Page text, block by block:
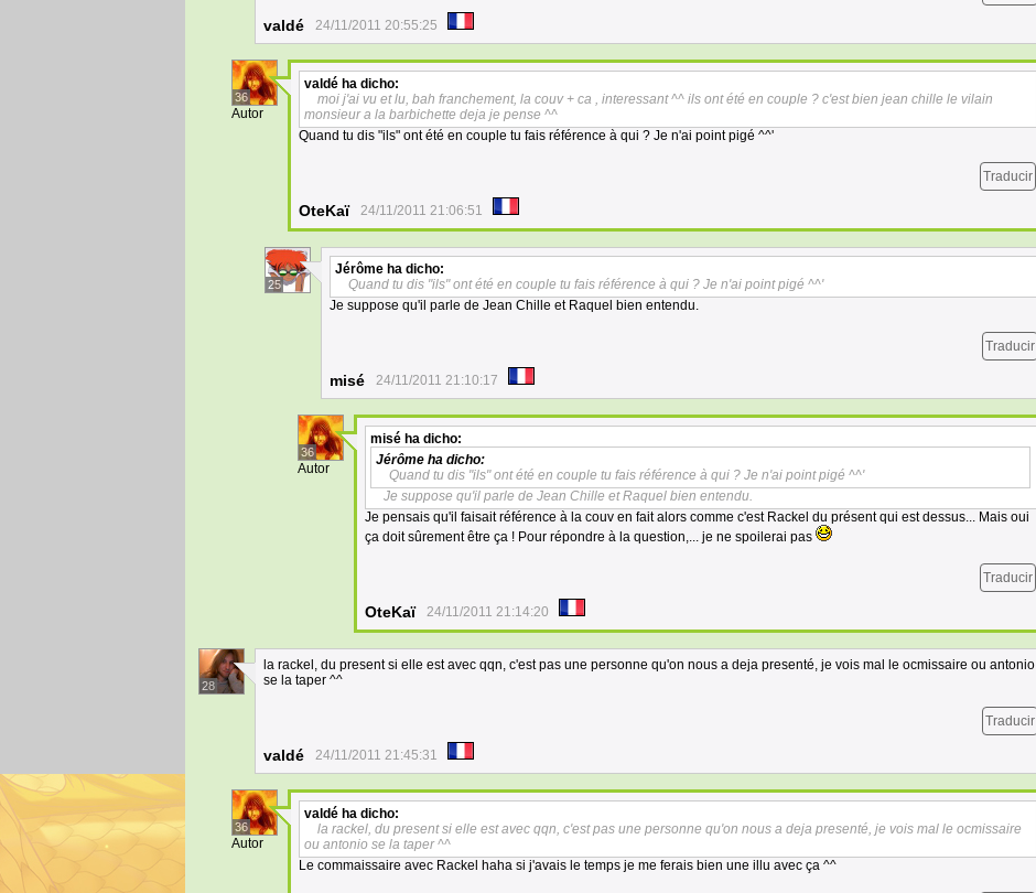
valdé 24/11/2011 20:55:25
36
Autor
valdé ha dicho:
moi j'ai vu et lu, bah franchement, la couv + ca , interessant ^^ ils ont été en couple ? c'est bien jean chille le vilain
monsieur a la barbichette deja je pense ^^
Quand tu dis "ils" ont été en couple tu fais référence à qui ? Je n'ai point pigé ^^'
Traducir
OteKaï 24/11/2011 21:06:51
25
Jérôme ha dicho:
Quand tu dis "ils" ont été en couple tu fais référence à qui ? Je n'ai point pigé ^^'
Je suppose qu'il parle de Jean Chille et Raquel bien entendu.
Traducir
misé 24/11/2011 21:10:17
36
Autor
misé ha dicho:
Jérôme ha dicho:
Quand tu dis "ils" ont été en couple tu fais référence à qui ? Je n'ai point pigé ^^'
Je suppose qu'il parle de Jean Chille et Raquel bien entendu.
Je pensais qu'il faisait référence à la couv en fait alors comme c'est Rackel du présent qui est dessus... Mais oui
ça doit sûrement être ça ! Pour répondre à la question,... je ne spoilerai pas
Traducir
OteKaï 24/11/2011 21:14:20
28
la rackel, du present si elle est avec qqn, c'est pas une personne qu'on nous a deja presenté, je vois mal le ocmissaire ou antonio
se la taper ^^
Traducir
valdé 24/11/2011 21:45:31
36
Autor
valdé ha dicho:
la rackel, du present si elle est avec qqn, c'est pas une personne qu'on nous a deja presenté, je vois mal le ocmissaire
ou antonio se la taper ^^
Le commaissaire avec Rackel haha si j'avais le temps je me ferais bien une illu avec ça ^^